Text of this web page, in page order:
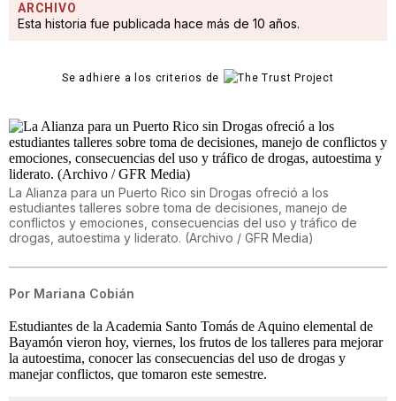
ARCHIVO
Esta historia fue publicada hace más de 10 años.
Se adhiere a los criterios de
La Alianza para un Puerto Rico sin Drogas ofreció a los
estudiantes talleres sobre toma de decisiones, manejo de
conflictos y emociones, consecuencias del uso y tráfico de
drogas, autoestima y liderato. (Archivo / GFR Media)
Por Mariana Cobián
Estudiantes de la Academia Santo Tomás de Aquino elemental de
Bayamón vieron hoy, viernes, los frutos de los talleres para mejorar
la autoestima, conocer las consecuencias del uso de drogas y
manejar conflictos, que tomaron este semestre.